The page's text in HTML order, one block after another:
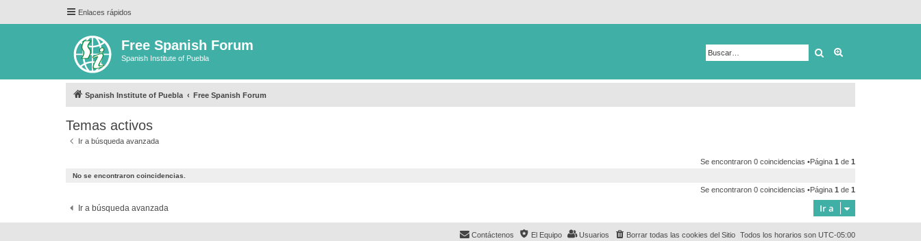
Enlaces rápidos
Free Spanish Forum
Spanish Institute of Puebla Buscar
Spanish Institute of Puebla Free Spanish Forum
Temas activos
Ir a búsqueda avanzada
Se encontraron 0 coincidencias •Página 1 de 1
No se encontraron coincidencias.
Se encontraron 0 coincidencias •Página 1 de 1
Ir a búsqueda avanzada Ir a
Todos los horarios son UTC-05:00
Borrar todas las cookies del Sitio
Usuarios
El Equipo
Contáctenos